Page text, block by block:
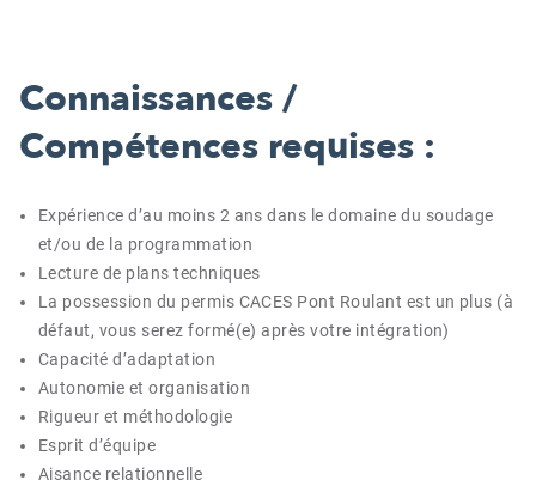
Connaissances /
Compétences requises :
Expérience d’au moins 2 ans dans le domaine du soudage
et/ou de la programmation
Lecture de plans techniques
La possession du permis CACES Pont Roulant est un plus (à
défaut, vous serez formé(e) après votre intégration)
Capacité d’adaptation
Autonomie et organisation
Rigueur et méthodologie
Esprit d’équipe
Aisance relationnelle